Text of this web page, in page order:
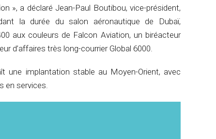
», a déclaré Jean-Paul Boutibou, vice-président,
la durée du salon aéronautique de Dubaï,
aux couleurs de Falcon Aviation, un biréacteur
d’affaires très long-courrier Global 6000.
une implantation stable au Moyen-Orient, avec
en services.